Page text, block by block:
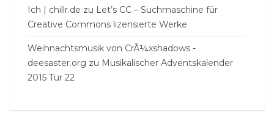
Ich | chillr.de zu Let’s CC – Suchmaschine für
Creative Commons lizensierte Werke
Weihnachtsmusik von CrÃ¼xshadows -
deesaster.org zu Musikalischer Adventskalender
2015 Tür 22